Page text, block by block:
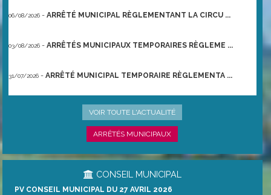
06/08/2026 ARRÊTÉ MUNICIPAL RÈGLEMENTANT LA CIRCU ...
03/08/2026 ARRÊTÉS MUNICIPAUX TEMPORAIRES RÈGLEME ...
31/07/2026 ARRÊTÉ MUNICIPAL TEMPORAIRE RÈGLEMENTA ...
ARRÊTÉ PRÉFECTORAL DU 21/06/2026 TEMPO ...
VOIR TOUTE L'ACTUALITÉ
ARRÊTÉS MUNICIPAUX
CONSEIL MUNICIPAL
PV CONSEIL MUNICIPAL DU 27 AVRIL 2026